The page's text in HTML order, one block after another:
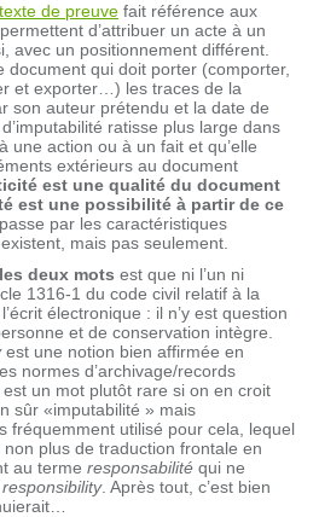
de preuve fait référence aux
d’attribuer un acte à un
avec un positionnement différent.
document qui doit porter (comporter,
et exporter…) les traces de la
son auteur prétendu et la date de
ratisse plus large dans
une action ou à un fait et qu’elle
extérieurs au document
est une qualité du document
est une possibilité à partir de ce
par les caractéristiques
mais pas seulement.
deux mots est que ni l’un ni
1316-1 du code civil relatif à la
électronique : il n’y est question
et de conservation intègre.
est une notion bien affirmée en
normes d’archivage/records
est un mot plutôt rare si on en croit
sûr «imputabilité » mais
fréquemment utilisé pour cela, lequel
non plus de traduction frontale en
au terme responsabilité qui ne
responsibility. Après tout, c’est bien